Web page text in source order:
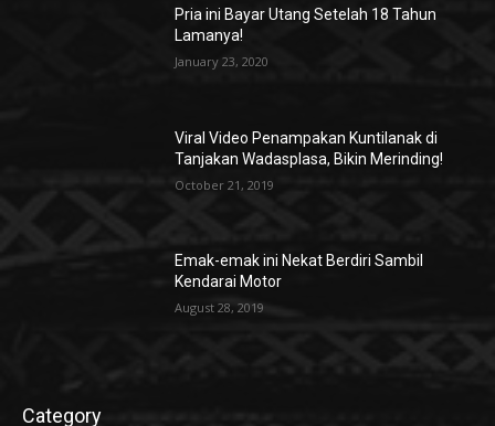
Pria ini Bayar Utang Setelah 18 Tahun
Lamanya!
January 23, 2020
Viral Video Penampakan Kuntilanak di
Tanjakan Wadasplasa, Bikin Merinding!
October 21, 2019
Emak-emak ini Nekat Berdiri Sambil
Kendarai Motor
August 28, 2019
Category